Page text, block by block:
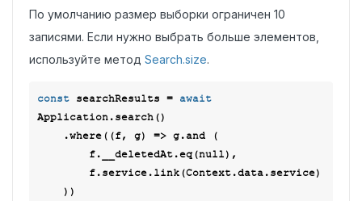
По умолчанию размер выборки ограничен 10
записями. Если нужно выбрать больше элементов,
используйте метод Search.size.
const searchResults = await
Application.search()
    .where(
(f, g) => g.and (
        f.__deletedAt.eq(
null),